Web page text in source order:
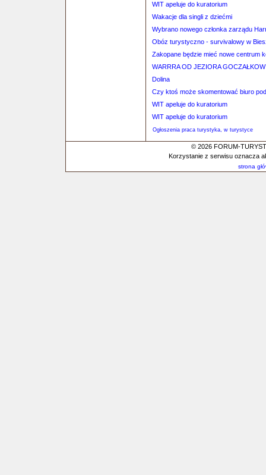
WIT apeluje do kuratorium
Wakacje dla singli z dziećmi
Wybrano nowego członka zarządu
Obóz turystyczno - survivalowy w
Zakopane będzie mieć nowe centrum
WARRRA OD JEZIORA
Dolina
Czy ktoś może skomentować biuro
WIT apeluje do kuratorium
WIT apeluje do kuratorium
Ogłoszenia praca turystyka, w turystyce
© 2026 FORUM-
Korzystanie z serwisu oznacza
strona